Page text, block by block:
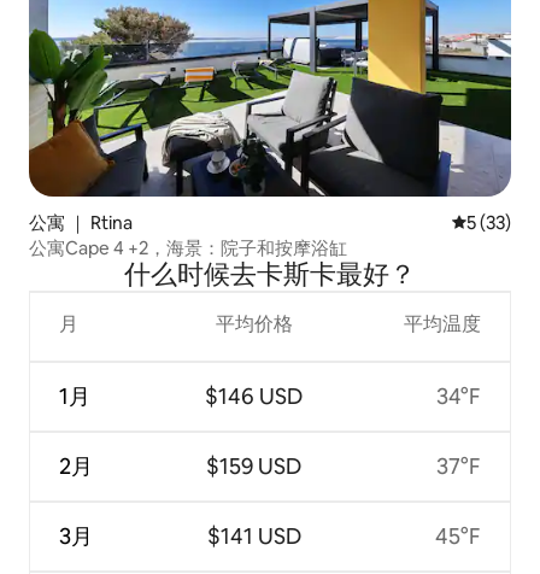
公寓 ｜ Rtina 平均评分
5 (33)
公寓Cape 4 +2，海景：院子和按摩浴缸
什么时候去卡斯卡最好？
月
1月
2月
3月
平均价格
$146 USD
$159 USD
$141 USD
平均温度
34°F
37°F
45°F